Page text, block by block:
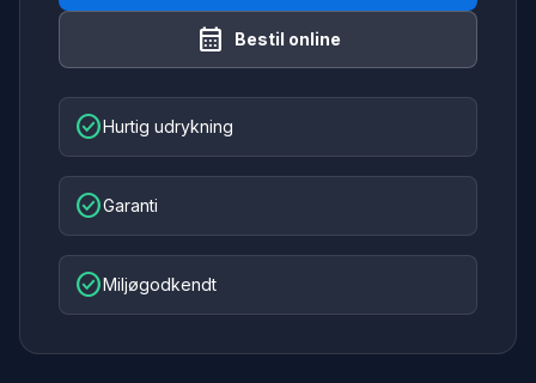
calendar_month Bestil online
check_circleHurtig udrykning
check_circleGaranti
check_circleMiljøgodkendt